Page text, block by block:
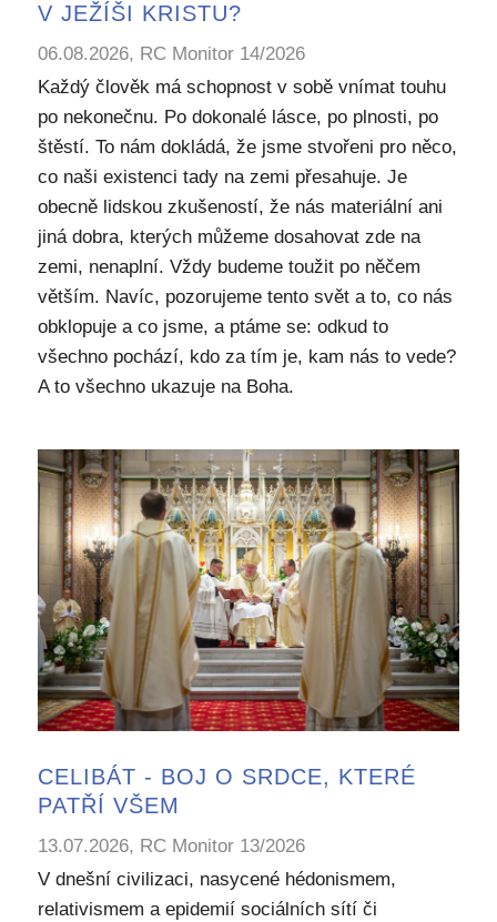
V JEŽÍŠI KRISTU?
06.08.2026, RC Monitor 14/2026
Každý člověk má schopnost v sobě vnímat touhu
po nekonečnu. Po dokonalé lásce, po plnosti, po
štěstí. To nám dokládá, že jsme stvořeni pro něco,
co naši existenci tady na zemi přesahuje. Je
obecně lidskou zkušeností, že nás materiální ani
jiná dobra, kterých můžeme dosahovat zde na
zemi, nenaplní. Vždy budeme toužit po něčem
větším. Navíc, pozorujeme tento svět a to, co nás
obklopuje a co jsme, a ptáme se: odkud to
všechno pochází, kdo za tím je, kam nás to vede?
A to všechno ukazuje na Boha.
CELIBÁT - BOJ O SRDCE, KTERÉ
PATŘÍ VŠEM
13.07.2026, RC Monitor 13/2026
V dnešní civilizaci, nasycené hédonismem,
relativismem a epidemií sociálních sítí či